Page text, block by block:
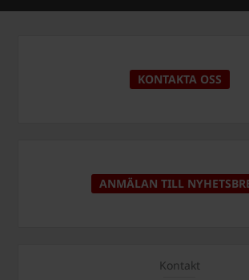
KONTAKTA OSS
ANMÄLAN TILL
Kontakt